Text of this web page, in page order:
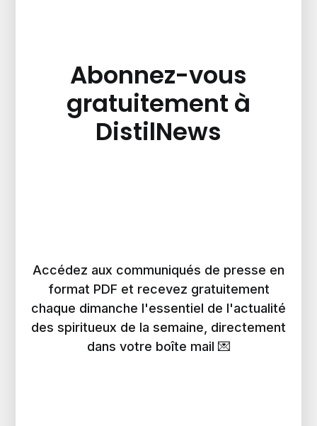
Abonnez-vous
gratuitement à
DistilNews
Accédez aux communiqués de presse en
format PDF et recevez gratuitement
chaque dimanche l'essentiel de l'actualité
des spiritueux de la semaine, directement
dans votre boîte mail 💌